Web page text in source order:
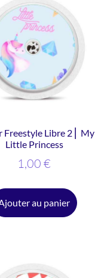
Freestyle Libre 2 ⎜ My
Little Princess
1,00 €
au panier